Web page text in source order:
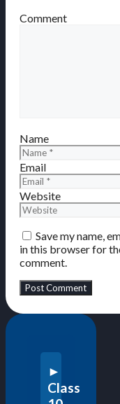
Comment
Name
Email
Website
Save my name,
in this browser for
comment.
Class